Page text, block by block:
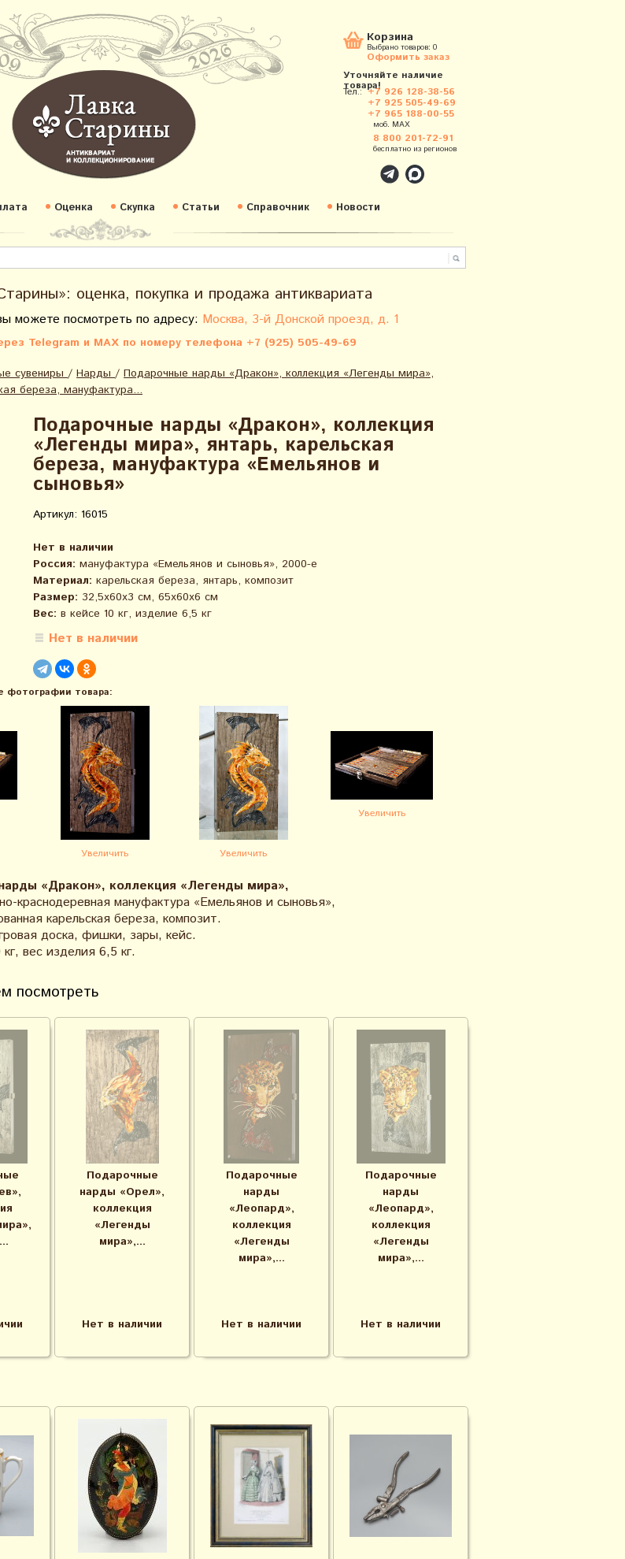
Корзина
Выбрано товаров: 0
Оформить заказ
Уточняйте наличие
товара!
Тел.: +7 926 128-38-56
+7 925 505-49-69
+7 965 188-00-55
моб. MAX
8 800 201-72-91
бесплатно из регионов
Оценка Скупка Статьи Справочник Новости
оценка, покупка и продажа антиквариата
можете посмотреть по адресу: Москва, 3-й Донской проезд, д. 1
Telegram и MAX по номеру телефона +7 (925) 505-49-69
сувениры / Нарды / Подарочные нарды «Дракон», коллекция «Легенды мира»,
береза, мануфактура...
Подарочные нарды «Дракон», коллекция
«Легенды мира», янтарь, карельская
береза, мануфактура «Емельянов и
сыновья»
Артикул: 16015
Нет в наличии
Россия: мануфактура «Емельянов и сыновья», 2000-е
Материал: карельская береза, янтарь, композит
Размер: 32,5х60х3 см, 65х60х6 см
Вес: в кейсе 10 кг, изделие 6,5 кг
Нет в наличии
фотографии товара:
Увеличить Увеличить
Увеличить
«Дракон», коллекция «Легенды мира»,
краснодеревная мануфактура «Емельянов и сыновья»,
карельская береза, композит.
доска, фишки, зары, кейс.
вес изделия 6,5 кг.
посмотреть
Подарочные
нарды «Орел»,
коллекция
«Легенды
мира»,...
Нет в наличии
Подарочные
нарды
«Леопард»,
коллекция
«Легенды
мира»,...
Нет в наличии
Подарочные
нарды
«Леопард»,
коллекция
«Легенды
мира»,...
Нет в наличии